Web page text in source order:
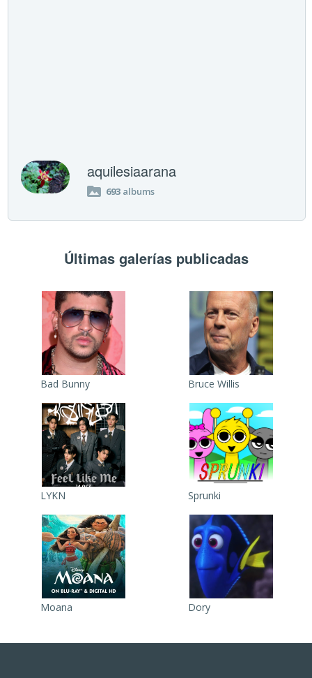
aquilesiaarana
693 albums
Últimas galerías publicadas
Bad Bunny Bruce Willis
LYKN Sprunki
Moana Dory